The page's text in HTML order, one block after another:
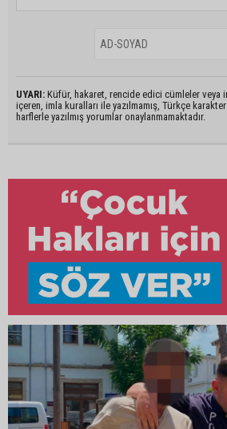
UYARI: Küfür, hakaret, rencide edici cümleler veya
içeren, imla kuralları ile yazılmamış, Türkçe
harflerle yazılmış yorumlar onaylanmamaktadır.